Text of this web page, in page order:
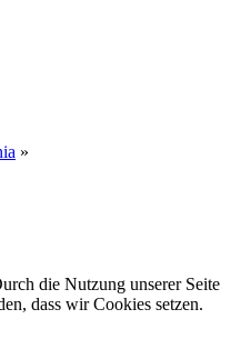
»
die Nutzung unserer Seite
dass wir Cookies setzen.